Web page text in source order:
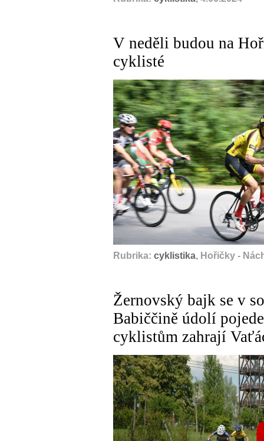
V neděli budou na
cyklisté
Rubrika: cyklistika, Hořičky -
Žernovský bajk se v
Babiččině údolí
cyklistům zahrají